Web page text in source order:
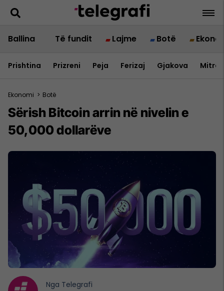
Ballina Të fundit Lajme Botë
Prishtina Prizreni Peja Ferizaj Gjakova
Ekonomi > Botë
Sërish Bitcoin arrin në nivelin e
50,000 dollarëve
Nga Telegrafi